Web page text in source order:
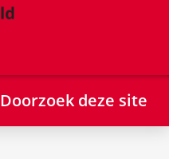
Doorzoek deze site